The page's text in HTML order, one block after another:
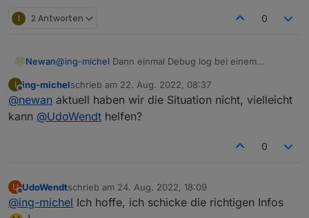
I 2 Antworten 0
Newan@ing-michel Dann einmal Debug log bei einem
falsch einträgt und Webuntis daher uns garkeine
anderen Daten sendet
I ing-michelschrieb am 22. Aug. 2022, 08:37
zuletzt editiert von
@newan aktuell haben wir die Situation nicht, vielleicht
kann @UdoWendt helfen?
0
U
Offline
UdoWendtschrieb am 24. Aug. 2022, 18:09
zuletzt editiert von
@ing-michel Ich hoffe, ich schicke die richtigen Infos